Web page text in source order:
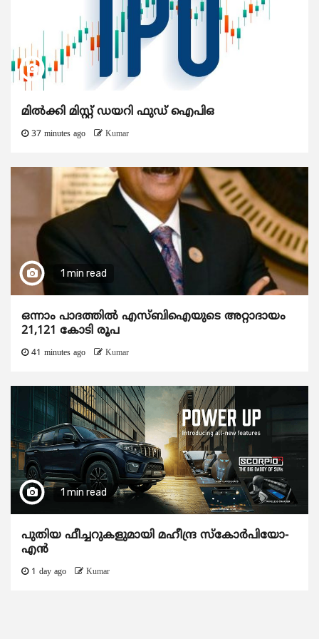
മിൽക്കി മിസ്റ്റ് ഡയറി ഫുഡ് ഐപിഒ
37 minutes ago Kumar
1 min read
ഒന്നാം പാദത്തിൽ എസ്ബിഐയുടെ അറ്റാദായം
21,121 കോടി രൂപ
41 minutes ago Kumar
1 min read
പുതിയ ഫീച്ചറുകളുമായി മഹീന്ദ്ര സ്കോർപിയോ-
എൻ
1 day ago Kumar